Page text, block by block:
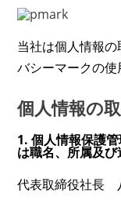
当社は個人情報
バシーマークの使
個人情報の
1. 個人情報保護
は職名、所属及
代表取締役社長